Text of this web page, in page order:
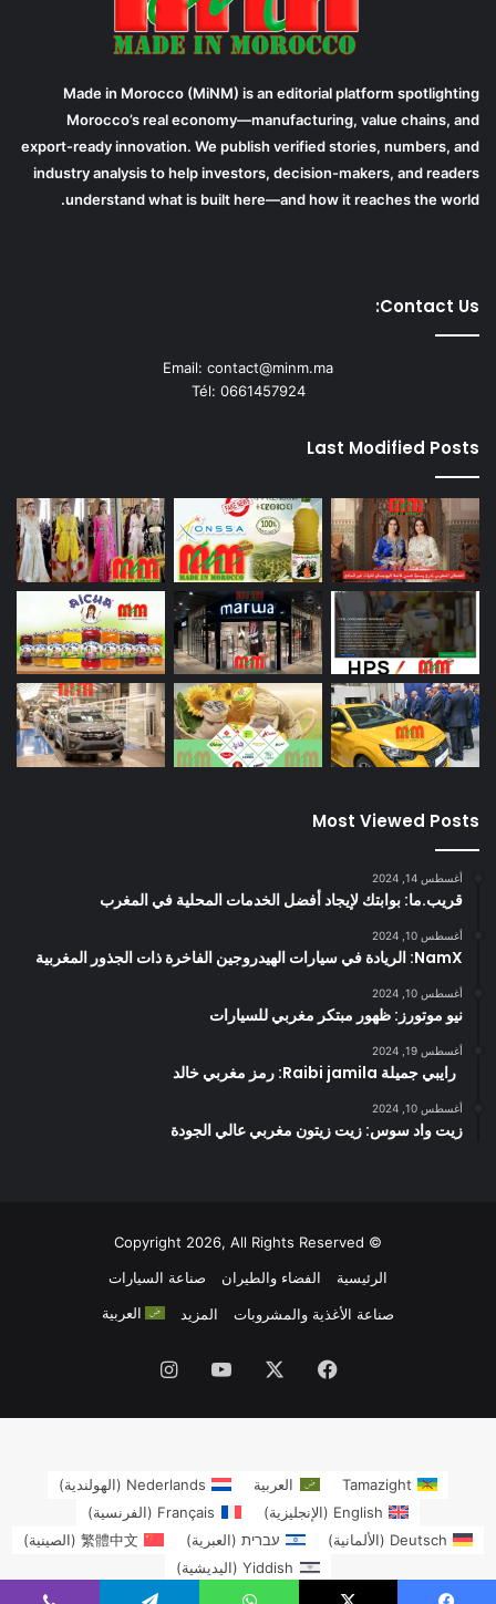
Made in Morocco (MiNM) is an editorial platform spotlighting
Morocco’s real economy—manufacturing, value chains, and
export-ready innovation. We publish verified stories, numbers, and
industry analysis to help investors, decision-makers, and readers
understand what is built here—and how it reaches the world.
Contact Us:
Email: contact@minm.ma
Tél: 0661457924
Last Modified Posts
Most Viewed Posts
أغسطس 14, 2024
قريب.ما: بوابتك لإيجاد أفضل الخدمات المحلية في المغرب
أغسطس 10, 2024
NamX: الريادة في سيارات الهيدروجين الفاخرة ذات الجذور المغربية
أغسطس 10, 2024
نيو موتورز: ظهور مبتكر مغربي للسيارات
أغسطس 19, 2024
رايبي جميلة Raibi jamila: رمز مغربي خالد
أغسطس 10, 2024
زيت واد سوس: زيت زيتون مغربي عالي الجودة
© Copyright 2026, All Rights Reserved
الرئيسية
الفضاء والطيران صناعة السيارات
صناعة الأغذية والمشروبات المزيد العربية
فيسبوك ‫YouTubeانستقرام
Tamazight العربية Nederlands
(الهولندية)
English
(الإنجليزية)
Français
(الفرنسية)
Deutsch
(الألمانية) עברית (العبرية)
繁體中文
(الصينية)
Yiddish
(اليديشية)